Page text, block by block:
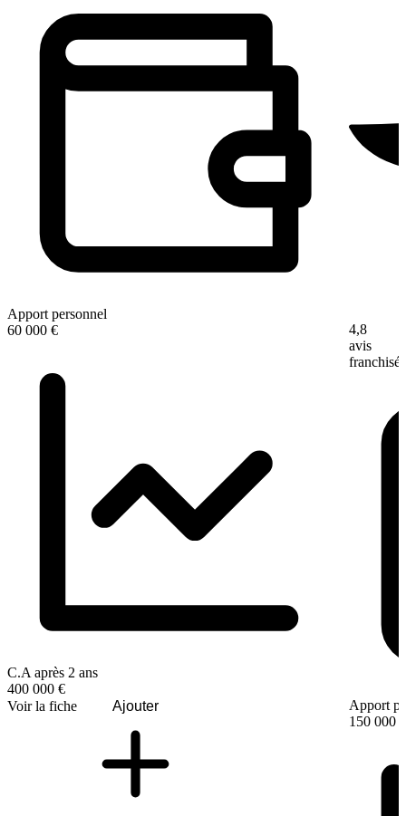
Apport personnel
60 000 €
C.A après 2 ans
400 000 €
Voir la fiche
Ajouter
4,8
avis
franchisé
Apport
150 000 €